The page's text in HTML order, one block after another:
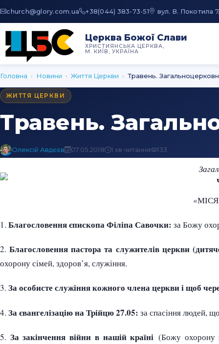
au.moc.yrolg@hcruhc +38(044) 383-73-51 вул. В. Покотила
Церква Божої Слави
ХРИСТИЯНСЬКА ЦЕРКВА,
М. КИЇВ, УКРАЇНА
Головна › Новини › Життя Церкви › Травень.
ЖИТТЯ ЦЕРКВИ
Травень.
Олексій Авдєєв 07.05.2018 1 хв читання 133
1. Благословення єпископа Філіпа Савочки: за Божу
2.Благословення пастора та служителів церкви
охорону сімей, здоров’я, служіння.
3. За особисте служіння кожного члена церкви і щоб
4. За євангелізацію на Трійцю 27.05: за спасіння людей,
5. За закінчення війни в нашій країні (Божу охорону